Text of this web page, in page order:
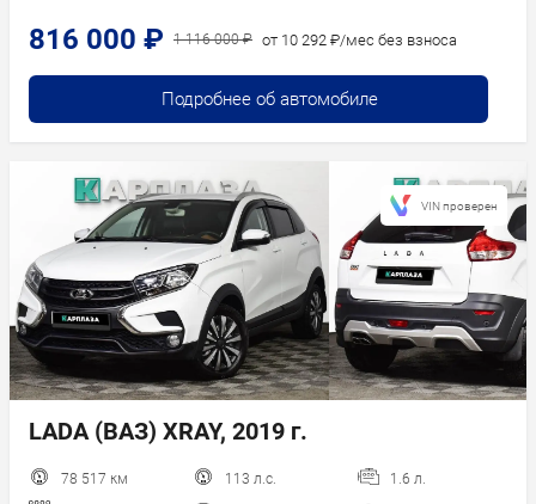
816 000 ₽ 1 116 000 ₽ от 10 292 ₽/мес без взноса
Подробнее об автомобиле
LADA (ВАЗ) XRAY, 2019 г.
78 517 км 113 л.с. 1.6 л.
VIN проверен